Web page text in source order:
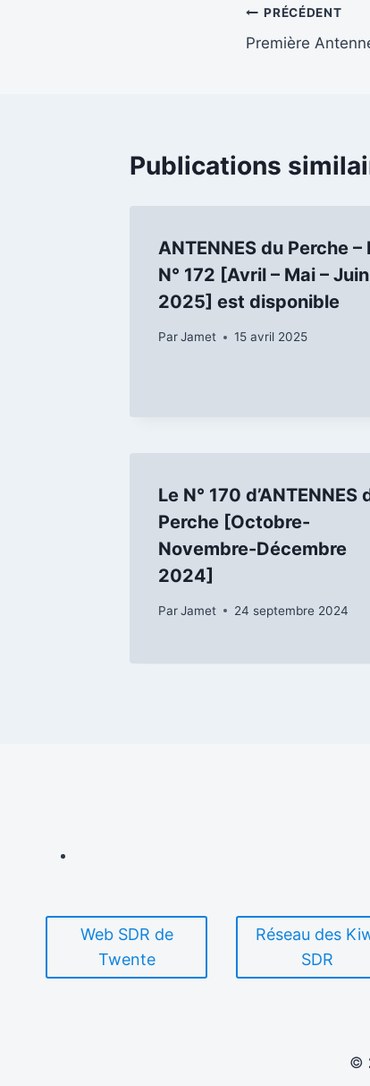
Navigation
de
PRÉCÉDENT
Première
Publications
ANTENNES du Perche –
N° 172 [Avril – Mai – Juin
2025] est disponible
ParJamet 15 avril 2025
Le N° 170 d’ANTENNES
Perche [Octobre-
Novembre-Décembre
2024]
ParJamet 24 septembre 2024
Web SDR de
Twente
Réseau des
SDR
©